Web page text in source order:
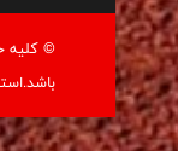
© کليه